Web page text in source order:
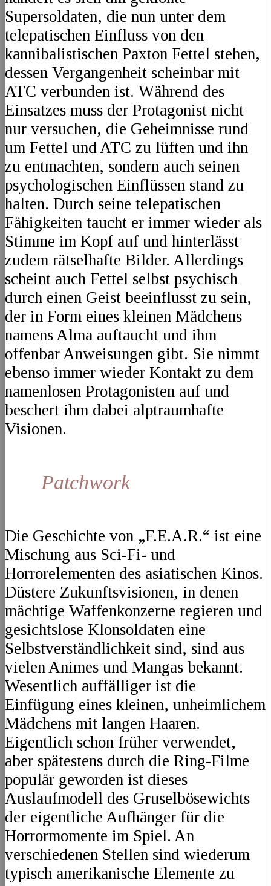
Supersoldaten, die nun unter dem
telepatischen Einfluss von den
kannibalistischen Paxton Fettel stehen,
dessen Vergangenheit scheinbar mit
ATC verbunden ist. Während des
Einsatzes muss der Protagonist nicht
nur versuchen, die Geheimnisse rund
um Fettel und ATC zu lüften und ihn
zu entmachten, sondern auch seinen
psychologischen Einflüssen stand zu
halten. Durch seine telepatischen
Fähigkeiten taucht er immer wieder als
Stimme im Kopf auf und hinterlässt
zudem rätselhafte Bilder. Allerdings
scheint auch Fettel selbst psychisch
durch einen Geist beeinflusst zu sein,
der in Form eines kleinen Mädchens
namens Alma auftaucht und ihm
offenbar Anweisungen gibt. Sie nimmt
ebenso immer wieder Kontakt zu dem
namenlosen Protagonisten auf und
beschert ihm dabei alptraumhafte
Visionen.
Patchwork
Die Geschichte von „F.E.A.R.“ ist eine
Mischung aus Sci-Fi- und
Horrorelementen des asiatischen Kinos.
Düstere Zukunftsvisionen, in denen
mächtige Waffenkonzerne regieren und
gesichtslose Klonsoldaten eine
Selbstverständlichkeit sind, sind aus
vielen Animes und Mangas bekannt.
Wesentlich auffälliger ist die
Einfügung eines kleinen, unheimlichem
Mädchens mit langen Haaren.
Eigentlich schon früher verwendet,
aber spätestens durch die Ring-Filme
populär geworden ist dieses
Auslaufmodell des Gruselbösewichts
der eigentliche Aufhänger für die
Horrormomente im Spiel. An
verschiedenen Stellen sind wiederum
typisch amerikanische Elemente zu